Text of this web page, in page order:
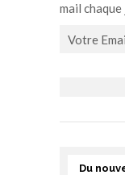
mail chaque
Du